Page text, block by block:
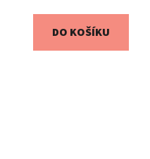
DO KOŠÍKU